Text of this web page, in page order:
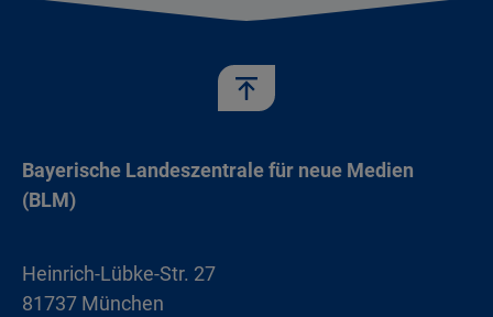
Bayerische Landeszentrale für neue Medien
(BLM)
Heinrich-Lübke-Str. 27
81737 München